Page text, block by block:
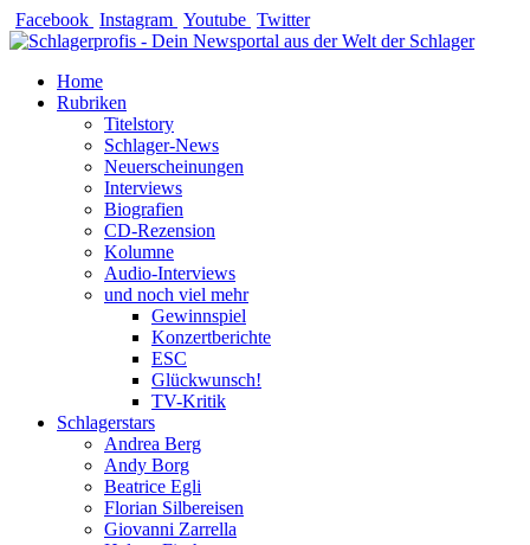
Zum
Inhalt
Facebook Instagram Youtube Twitter
Home
Rubriken
Titelstory
Schlager-News
Neuerscheinungen
Interviews
Biografien
CD-Rezension
Kolumne
Audio-Interviews
und noch viel mehr
Gewinnspiel
Konzertberichte
ESC
Glückwunsch!
TV-Kritik
Schlagerstars
Andrea Berg
Andy Borg
Beatrice Egli
Florian Silbereisen
Giovanni Zarrella